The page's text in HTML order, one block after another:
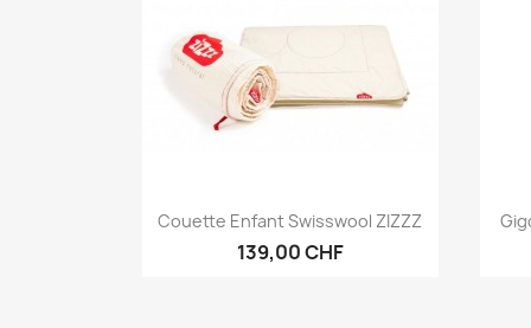
Aperçu rapide
Couette Enfant Swisswool ZIZZZ
139,00 CHF